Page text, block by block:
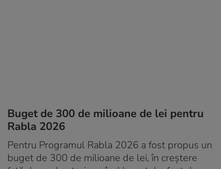
Buget de 300 de milioane de lei pentru
Rabla 2026
Pentru Programul Rabla 2026 a fost propus un
buget de 300 de milioane de lei, în creștere